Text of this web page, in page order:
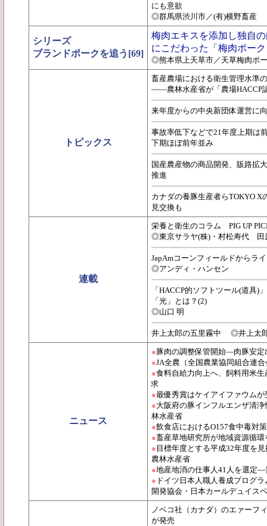
にも意欲
◎群馬県渋川市／(有)横野畜産
シリーズ
ブランドポークを追う[69]
梅肉エキスを添加し独自
にこだわった「梅肉ポー
◎熊本県上天草市／天草梅肉ポ
トピックス
畜産農場における衛生管理水準
――農林水産省が「農場HACCP
来年度からの中央新団体運営に
事故率低下などで21年度上期
下期ほぼ前年並み
国産農産物の商品開発、販路
推進
カナダの養豚生産者らTOKYO
見交換も
連載
栄養と衛生のコラム PIG UP
◎東京サラヤ(株)・村松寿代 田
JapAmコーンフィールドからラ
◎アンディ・ハンセン
「HACCP的ソフトツール(道具)
「光」とは？(2)
◎山口 明
井上太郎の五里霧中 ◎井上太
ニュース
●豚肉の調整保管開始―肉豚安定
●JA全農（全国農業協同組合連
●食料自給力向上へ、飼料用米
求
●最優秀賞はケイアイファウム
●大阪府の豚インフルエンザ清
林水産省
●飲食店におけるO157食中毒対
●畜産草地研究所が地域資源循
● 目標年度とする平成32年度を
農林水産省
●地産地消の仕事人41人を選定
● ドイツ日本人職人養成プログ
開発協会・日本カールデュイス
ノベコ社（カナダ）のエァーフ
が発売